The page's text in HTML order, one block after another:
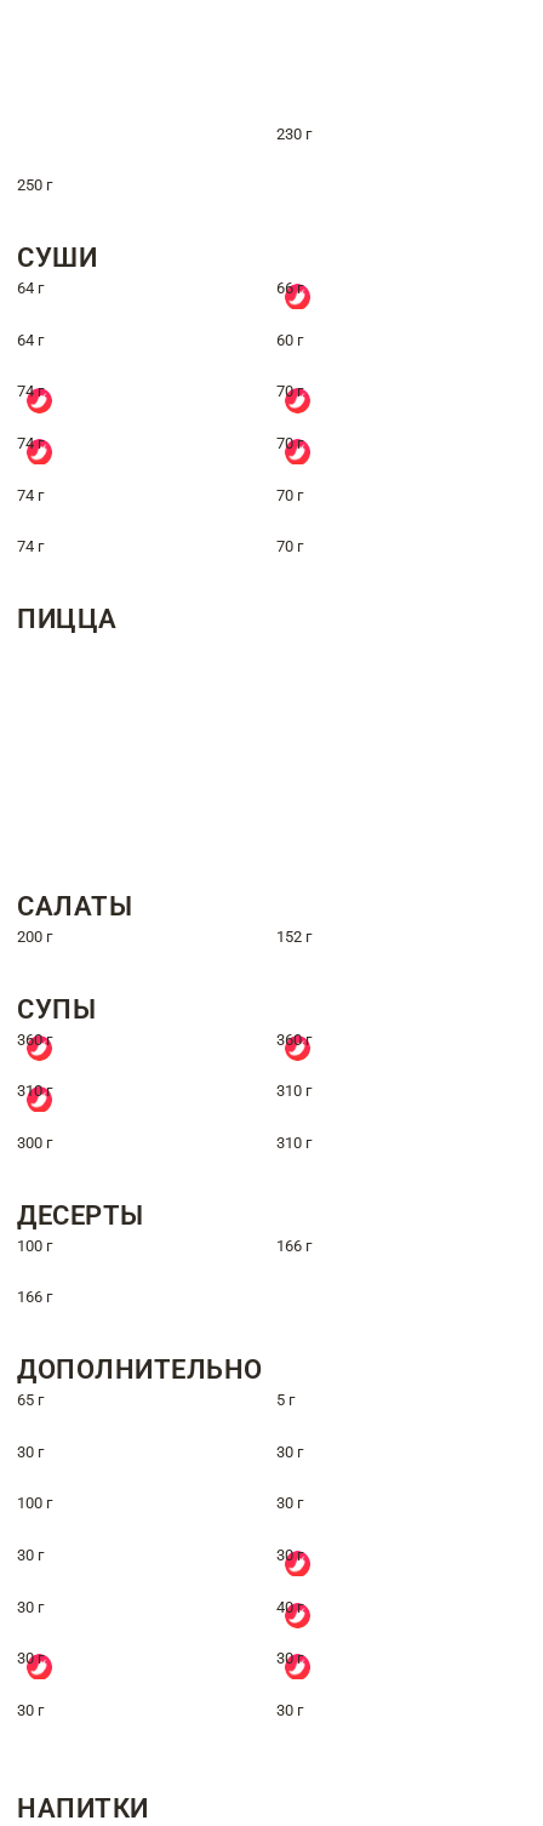
230 г
250 г
СУШИ
64 г 66 г
64 г 60 г
74 г 70 г
74 г 70 г
74 г 70 г
74 г 70 г
ПИЦЦА
САЛАТЫ
200 г 152 г
СУПЫ
360 г 360 г
310 г 310 г
300 г 310 г
ДЕСЕРТЫ
100 г 166 г
166 г
ДОПОЛНИТЕЛЬНО
65 г 5 г
30 г 30 г
100 г 30 г
30 г 30 г
30 г 40 г
30 г 30 г
30 г 30 г
НАПИТКИ